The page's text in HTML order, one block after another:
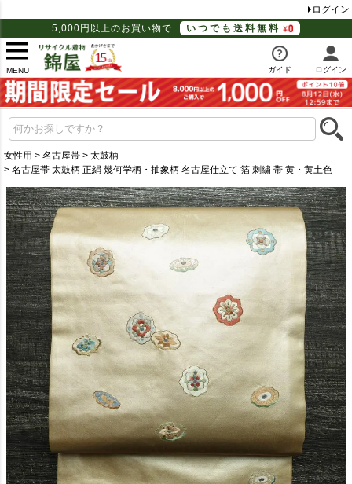
ログイン
5,000円以上のお買い物で
いつでも送料無料
MENU ガイド ログイン
女性用 名古屋帯
太鼓柄
名古屋帯 太鼓柄 正絹 幾何学柄・抽象柄 名古屋仕立て 箔 刺繍 帯 黄・黄土色